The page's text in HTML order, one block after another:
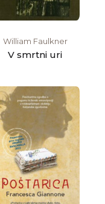
William Faulkner
V smrtni uri